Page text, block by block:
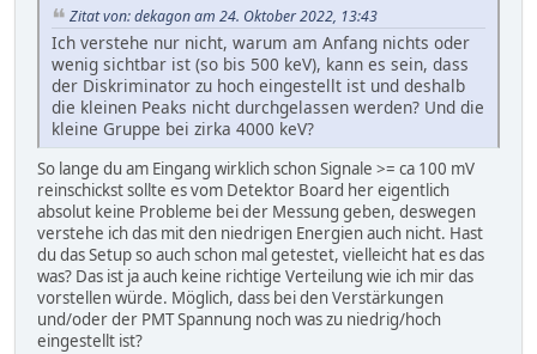
Zitat von: dekagon am 24. Oktober 2022, 13:43
Ich verstehe nur nicht, warum am Anfang nichts oder
wenig sichtbar ist (so bis 500 keV), kann es sein, dass
der Diskriminator zu hoch eingestellt ist und deshalb
die kleinen Peaks nicht durchgelassen werden? Und die
kleine Gruppe bei zirka 4000 keV?
So lange du am Eingang wirklich schon Signale >= ca 100 mV
reinschickst sollte es vom Detektor Board her eigentlich
absolut keine Probleme bei der Messung geben, deswegen
verstehe ich das mit den niedrigen Energien auch nicht. Hast
du das Setup so auch schon mal getestet, vielleicht hat es das
was? Das ist ja auch keine richtige Verteilung wie ich mir das
vorstellen würde. Möglich, dass bei den Verstärkungen
und/oder der PMT Spannung noch was zu niedrig/hoch
eingestellt ist?